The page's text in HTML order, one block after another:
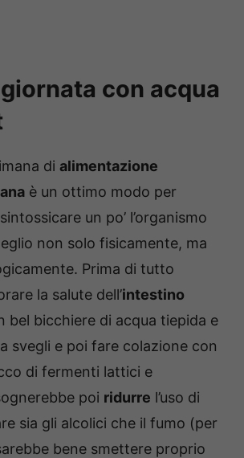
con acqua
di alimentazione
è un ottimo modo per
un po’ l’organismo
non solo fisicamente, ma
Prima di tutto
la salute dell’intestino
bel bicchiere di acqua tiepida e
svegli e poi fare colazione con
di fermenti lattici e
poi ridurre l’uso di
sia gli alcolici che il fumo (per
bene smettere proprio